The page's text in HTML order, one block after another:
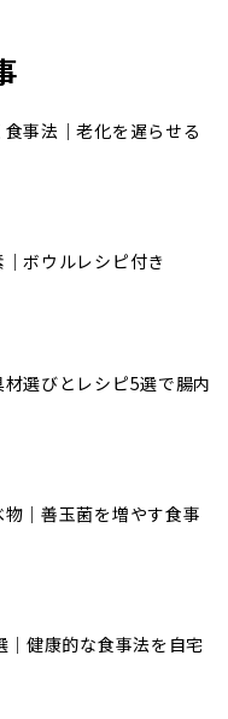
事法｜老化を遅らせる
ボウルレシピ付き
選びとレシピ5選で腸内
｜善玉菌を増やす食事
健康的な食事法を自宅